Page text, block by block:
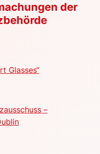
der
Glasses“
–